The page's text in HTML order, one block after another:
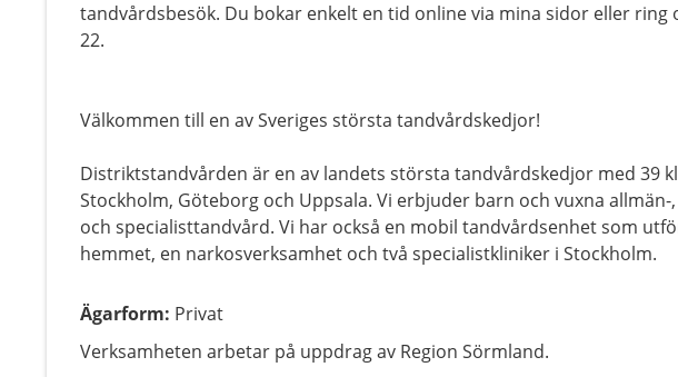
tandvårdsbesök. Du bokar enkelt en tid online via mina sidor eller ring
22.
Välkommen till en av Sveriges största tandvårdskedjor!
Distriktstandvården är en av landets största tandvårdskedjor med 39
Stockholm, Göteborg och Uppsala. Vi erbjuder barn och vuxna allmän-
och specialisttandvård. Vi har också en mobil tandvårdsenhet som
hemmet, en narkosverksamhet och två specialistkliniker i Stockholm.
Ägarform: Privat
Verksamheten arbetar på uppdrag av Region Sörmland.